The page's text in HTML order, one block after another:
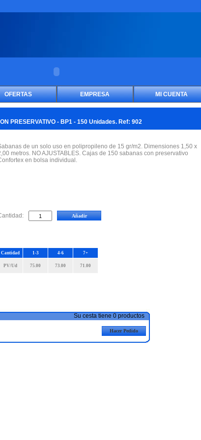
OFERTAS EMPRESA MI CUENTA
PRESERVATIVO - BP1 - 150 Unidades. Ref: 902
de un solo uso en polipropileno de 15 gr/m2. Dimensiones 1,50 x
metros. NO AJUSTABLES. Cajas de 150 sabanas con preservativo
en bolsa individual.
Cantidad 1-3 4-6 7+
PV/Ud 75.00 73.00 71.00
Su cesta tiene 0 productos
Hacer Pedido